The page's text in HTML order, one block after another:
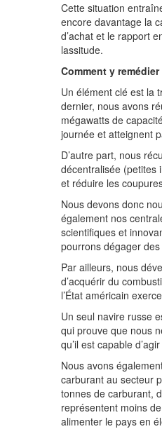
Cette situation
encore davantage la
d’achat et le rapport
lassitude.
Comment y remédier
Un élément clé est la
dernier, nous avons
mégawatts de
journée et atteignent
D’autre part, nous
décentralisée (petites
et réduire les
Nous devons donc
également nos
scientifiques et
pourrons dégager
Par ailleurs, nous
d’acquérir du
l’État américain
Un seul navire russe
qui prouve que nous
qu’il est capable
Nous avons
carburant au secteur
tonnes de carburant,
représentent moins
alimenter le pays en